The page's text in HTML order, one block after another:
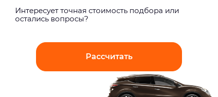
Интерeсует точная стоимость подбора или
остались вопросы?
Рассчитать